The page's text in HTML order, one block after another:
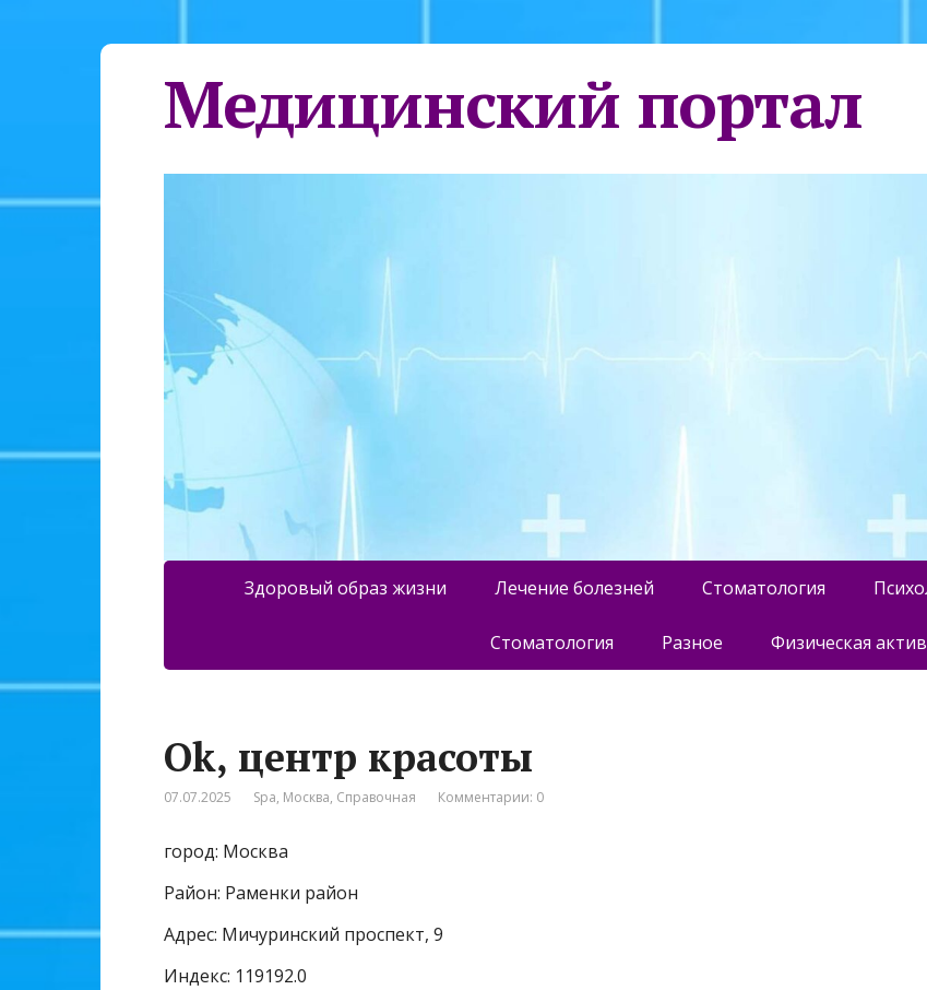
Медицинский портал
Здоровый образ жизни Лечение болезней Стоматология
Стоматология Разное Физическая
Ok, центр красоты
07.07.2025 Spa, Москва, Справочная Комментарии: 0
город: Москва
Район: Раменки район
Адрес: Мичуринский проспект, 9
Индекс: 119192.0